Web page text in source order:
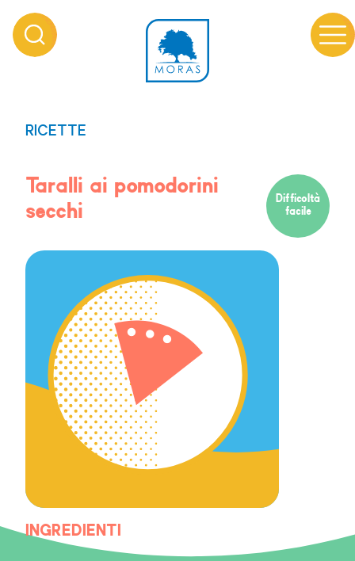
RICETTE
Taralli ai pomodorini
secchi
Difficoltà
facile
INGREDIENTI